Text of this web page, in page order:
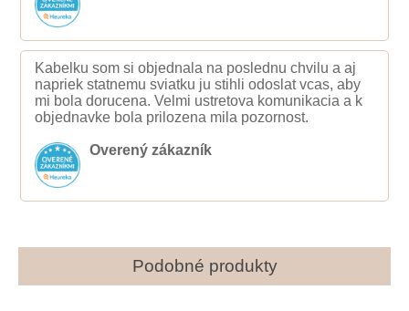
Kabelku som si objednala na poslednu chvilu a aj
napriek statnemu sviatku ju stihli odoslat vcas, aby
mi bola dorucena. Velmi ustretova komunikacia a k
objednavke bola prilozena mila pozornost.
Overený zákazník
Podobné produkty